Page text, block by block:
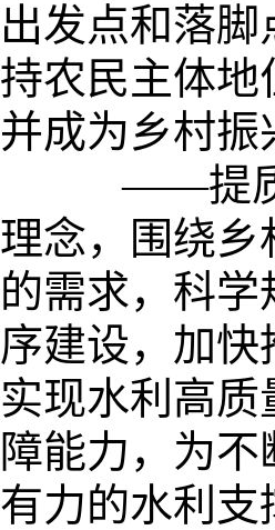
出发点和落
持农民主体
并成为乡村
——提质
理念，围绕乡
的需求，科
序建设，加
实现水利高
障能力，为
有力的水利支